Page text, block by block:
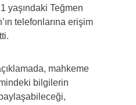
yaşındaki Teğmen
telefonlarına erişim
mahkeme
bilgilerin